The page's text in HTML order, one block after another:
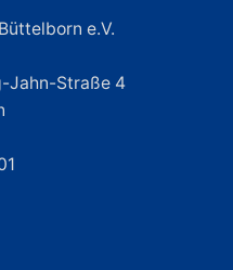
e.V.
Jahn-Straße 4